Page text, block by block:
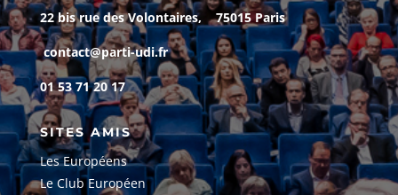
22 bis rue des Volontaires, 75015 Paris
contact@parti-udi.fr
01 53 71 20 17
SITES AMIS
Les Européens
Le Club Européen